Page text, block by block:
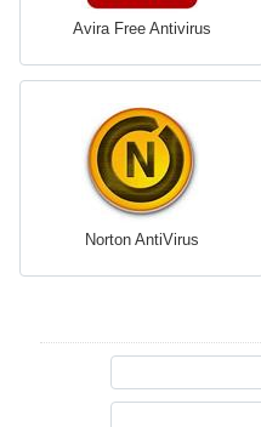
Avira Free Antivirus
Norton AntiVirus